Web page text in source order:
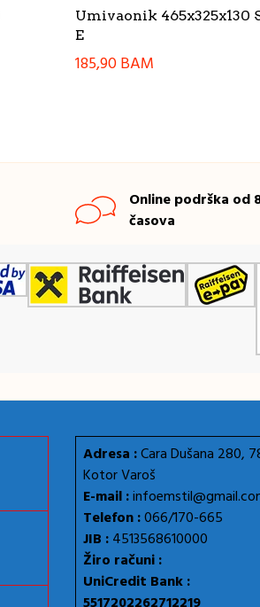
Umivaonik 465x325x130
E
185,90BAM
Online podrška od
časova
Adresa :Cara Dušana 280,
Kotor Varoš
E-mail :
Telefon :066/170-665
JIB :4513568610000
Žiro računi :
UniCredit Bank :